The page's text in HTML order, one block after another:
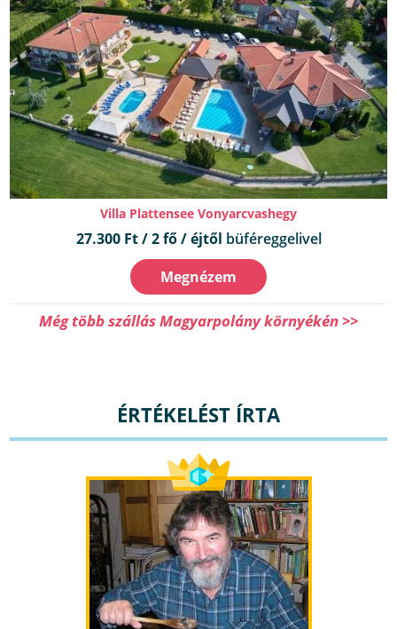
Villa Plattensee Vonyarcvashegy
27.300 Ft / 2 fő / éjtől büféreggelivel
Megnézem
Még több szállás Magyarpolány környékén >>
ÉRTÉKELÉST ÍRTA